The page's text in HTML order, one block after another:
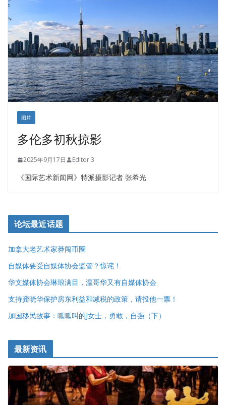
图片
多伦多初秋掠影
2025年9月17日 Editor 3
《国际艺术新闻网》特派摄影记者 张希光
论坛最近话题
加拿大老艺术家莽闯币圈
自媒体要受自媒体协会监管？惊诧！
华文媒体协会琳琅满目，温哥华又有自媒体协会
支持龚晓华保护房东利益和减税的政策，请投他一票！
加国移民故事：呱呱叫的J女士，勇敢，自强（下）
最新资讯